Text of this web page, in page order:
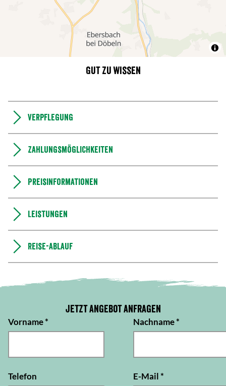
Gut zu wissen
Verpflegung
Zahlungsmöglichkeiten
Preisinformationen
Leistungen
Reise-Ablauf
Jetzt Angebot anfragen
Vorname* Nachname*
Telefon E-Mail*